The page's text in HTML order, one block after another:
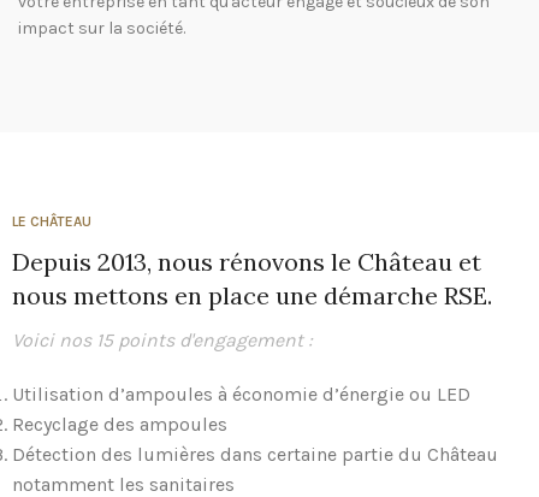
impact sur la société.
LE CHÂTEAU
Depuis 2013, nous rénovons le Château et
nous mettons en place une démarche RSE.
Voici nos 15 points d'engagement :
Utilisation d’ampoules à économie d’énergie ou LED
Recyclage des ampoules
Détection des lumières dans certaine partie du Château
notamment les sanitaires